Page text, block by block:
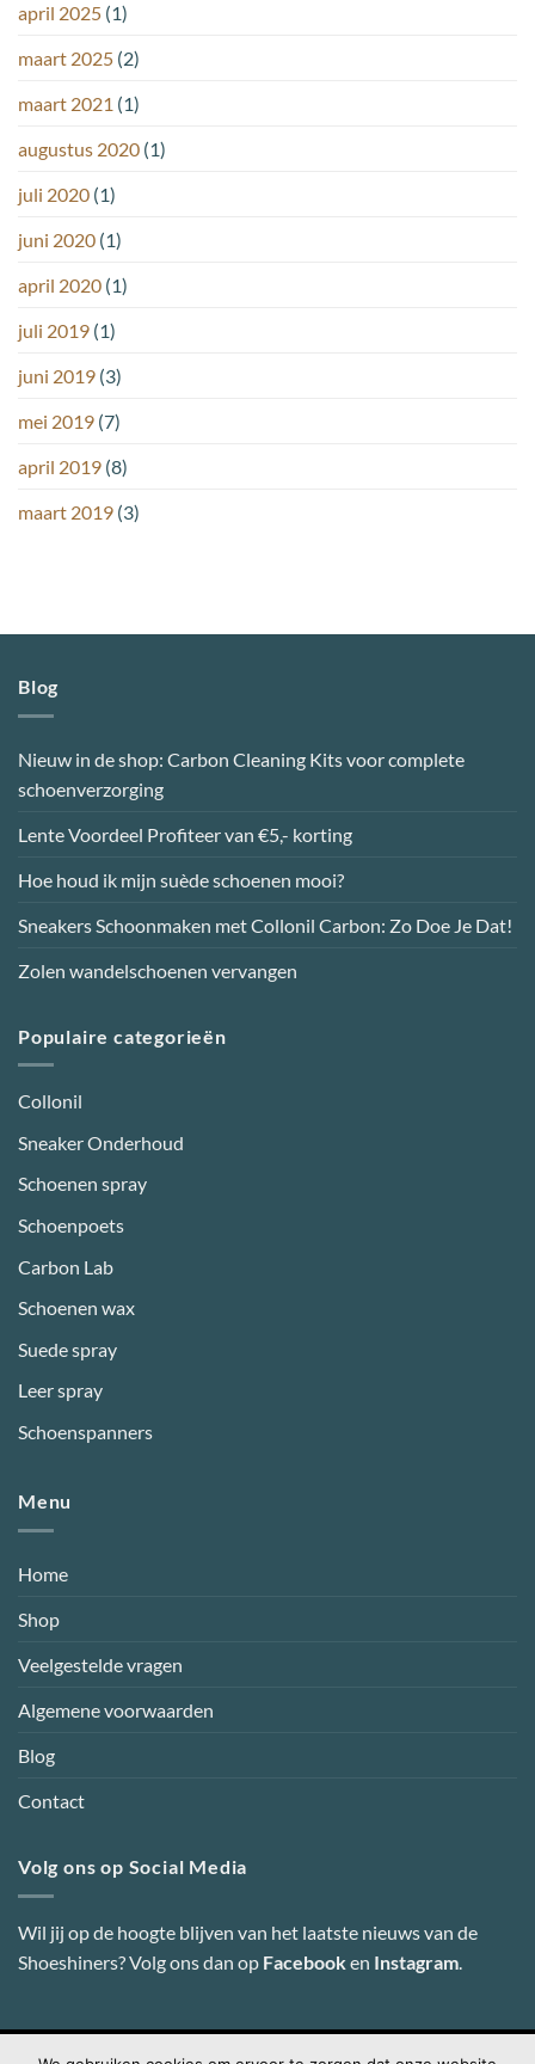
april 2025 (1)
maart 2025 (2)
maart 2021 (1)
augustus 2020 (1)
juli 2020 (1)
juni 2020 (1)
april 2020 (1)
juli 2019 (1)
juni 2019 (3)
mei 2019 (7)
april 2019 (8)
maart 2019 (3)
Blog
Nieuw in de shop: Carbon Cleaning Kits voor complete
schoenverzorging
Lente Voordeel Profiteer van €5,- korting
Hoe houd ik mijn suède schoenen mooi?
Sneakers Schoonmaken met Collonil Carbon: Zo Doe Je Dat!
Zolen wandelschoenen vervangen
Populaire categorieën
Collonil
Sneaker Onderhoud
Schoenen spray
Schoenpoets
Carbon Lab
Schoenen wax
Suede spray
Leer spray
Schoenspanners
Menu
Home
Shop
Veelgestelde vragen
Algemene voorwaarden
Blog
Contact
Volg ons op Social Media
Wil jij op de hoogte blijven van het laatste nieuws van de
Shoeshiners? Volg ons dan op Facebooken Instagram